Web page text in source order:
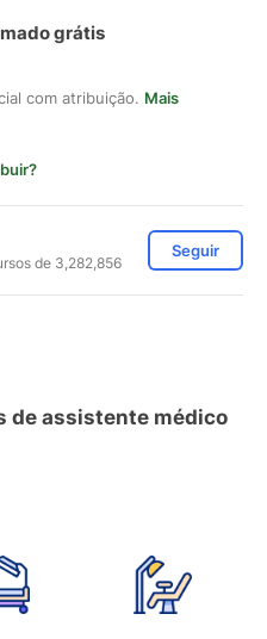
grátis
com atribuição. Mais
de 3,282,856
Seguir
de assistente médico